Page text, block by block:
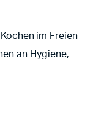
im Freien
an Hygiene,